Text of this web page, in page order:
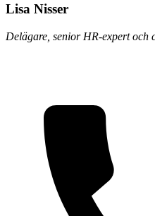
Lisa Nisser
Delägare, senior HR-expert och